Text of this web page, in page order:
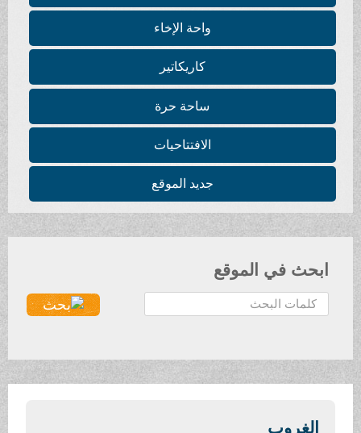
واحة الإخاء
كاريكاتير
ساحة حرة
الافتتاحيات
جديد الموقع
ابحث في الموقع
ح
ث
الغروب